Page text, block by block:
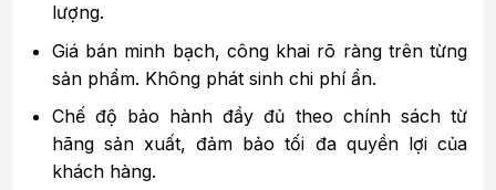
lượng.
Giá bán minh bạch, công khai rõ ràng trên từng
sản phẩm. Không phát sinh chi phí ẩn.
Chế độ bảo hành đầy đủ theo chính sách từ
hãng sản xuất, đảm bảo tối đa quyền lợi của
khách hàng.